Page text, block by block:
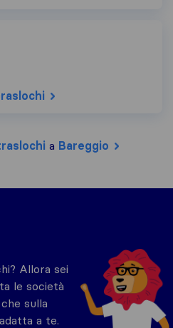
a Bareggio
Allora sei
le società
sulla
a te.